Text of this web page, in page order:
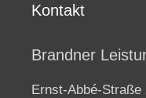
Kontakt
Brandner
Ernst-Abbé-Straße